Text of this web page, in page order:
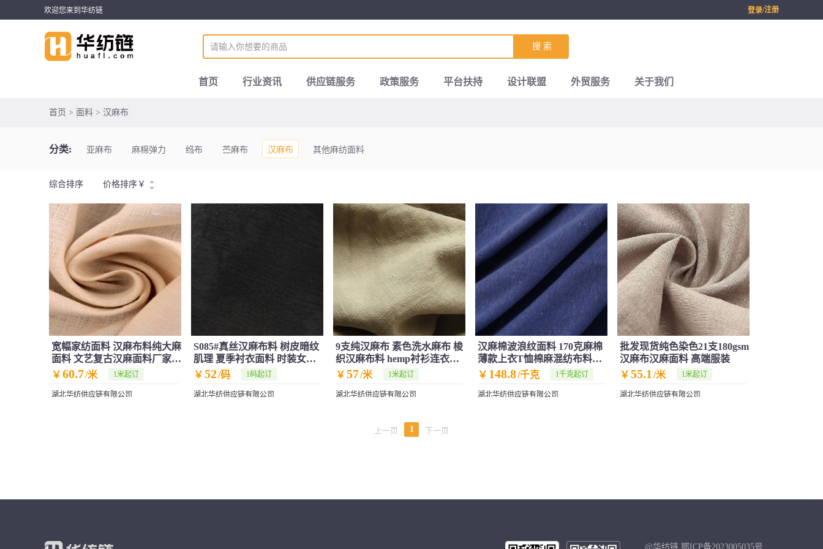
欢迎您来到华纺链 登录/注册
搜 索
首页 行业资讯 供应链服务 政策服务 平台扶持 设计联盟 外贸服务 关于我们
首页 > 面料 > 汉麻布
分类: 亚麻布 麻棉弹力 绉布 苎麻布 汉麻布 其他麻纺面料
综合排序 价格排序 ￥
宽幅家纺面料 汉麻布料纯大麻
面料 文艺复古汉麻面料厂家现
货供应
￥ 60.7/米 1米起订
湖北华纺供应链有限公司
S085#真丝汉麻布料 树皮暗纹
肌理 夏季衬衣面料 时装女装
古风布料
￥ 52/码 1码起订
湖北华纺供应链有限公司
9支纯汉麻布 素色洗水麻布 梭
织汉麻布料 hemp衬衫连衣裙
大麻面料
￥ 57/米 1米起订
湖北华纺供应链有限公司
汉麻棉波浪纹面料 170克麻棉
薄款上衣T恤棉麻混纺布料大
麻针织布
￥ 148.8/千克 1千克起订
湖北华纺供应链有限公司
批发现货纯色染色21支180gsm
汉麻布汉麻面料 高端服装
￥ 55.1 /米 1米起订
湖北华纺供应链有限公司
上一页 1 下一页
@华纺链 鄂ICP备2023005035号